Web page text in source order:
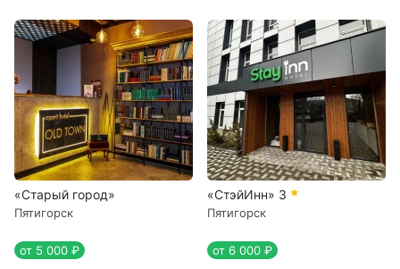
«Старый город»
Пятигорск
от 5 000 ₽
«СтэйИнн» 3
Пятигорск
от 6 000 ₽